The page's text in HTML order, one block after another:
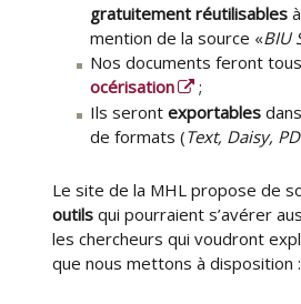
gratuitement réutilisablesà
mention de la source «BIU
Nos documents feront tous
océrisation
;
Ils seront exportables
de formats (Text, Daisy,
Le site de la MHL propose de
outils qui pourraient s’avérer
les chercheurs qui voudront
que nous mettons à disposition :